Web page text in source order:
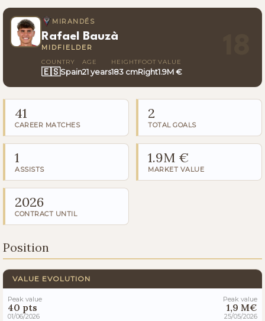
MIRANDÉS
Rafael Bauzà
MIDFIELDER
COUNTRY
🇪🇸Spain
AGE
21 years
HEIGHT
183 cm
FOOT
Right
VALUE
1.9M €
41
CAREER MATCHES
2
TOTAL GOALS
1
ASSISTS
1.9M €
MARKET VALUE
2026
CONTRACT UNTIL
Position
VALUE EVOLUTION
Peak value
40 pts
01/06/2026
Peak value
1,9 M€
25/05/2026